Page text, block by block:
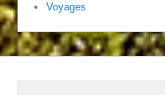
Voyages